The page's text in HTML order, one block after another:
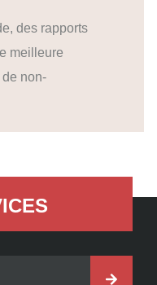
des rapports
meilleure
non-